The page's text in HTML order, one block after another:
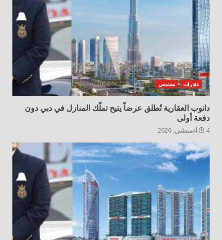
عقارات مجتمعي
دانوب العقارية تُطلق عرضاً يتيح تملّك المنازل في دبي دون
دفعة أولى
4 أغسطس، 2026